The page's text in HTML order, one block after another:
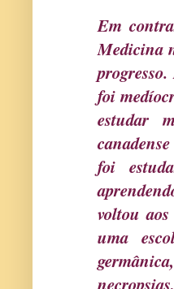
Em
Medicina
foi
estudar
foi
voltou
uma